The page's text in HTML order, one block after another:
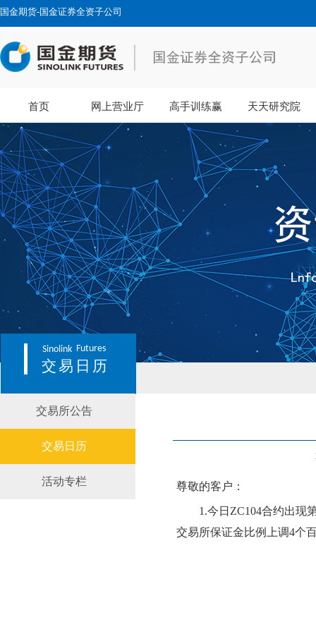
国金期货-国金证券全资子公司
首页 网上营业厅 高手训练赢 天天研究院
Sinolink Futures
交易日历
交易所公告
交易日历
活动专栏 尊敬的客户：
1.今日 ZC104合约出现
交易所保证金比例
上调4个